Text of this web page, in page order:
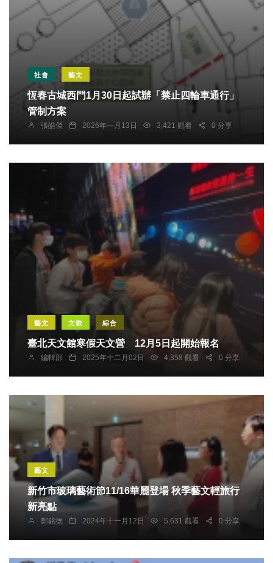
社會 藝文
恆春古城西門1月30日起試辦「禁止四輪車通行」
管制方案
張皓傑 2026年一月13日 3,421 觀看 0 分享
藝文 文教 綜合
臺北天文館寒假天文營 12月5日起開始報名
編輯部 2025年十二月02日 4,358 觀看 0 分享
藝文
新竹市玻璃藝術節11/16華麗登場 秋季藝文輕旅行
新亮點
鄭銘德 2024年十一月12日 5,631 觀看 0 分享